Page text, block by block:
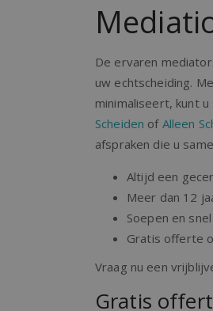
De ervaren
uw echtscheiding.
minimaliseert, kunt
Scheiden of Alleen
afspraken die u
Altijd een
Meer dan 12
Soepen en
Gratis offerte
Vraag nu een
Gratis